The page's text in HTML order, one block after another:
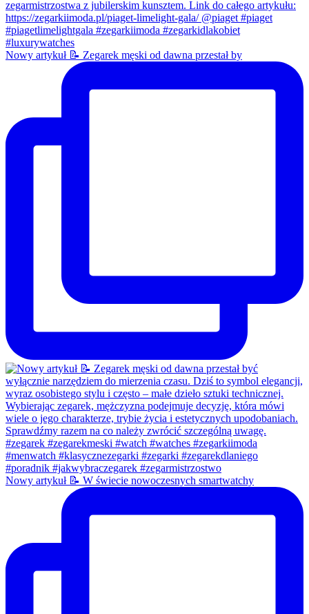
Nowy artykuł 📝 Zegarek męski od dawna przestał by
Nowy artykuł 📝 W świecie nowoczesnych smartwatchy